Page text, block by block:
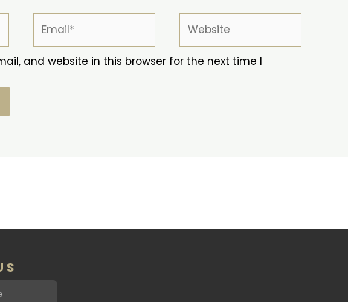
and website in this browser for the next time I